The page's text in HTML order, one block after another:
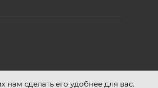
сделать его удобнее для вас.